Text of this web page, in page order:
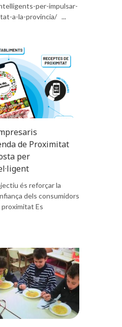
per-impulsar-
a-la-provincia/ ...
de Proximitat
per
és reforçar la
dels consumidors
Es